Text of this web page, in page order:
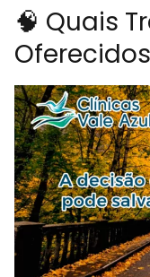
🧠 Quais